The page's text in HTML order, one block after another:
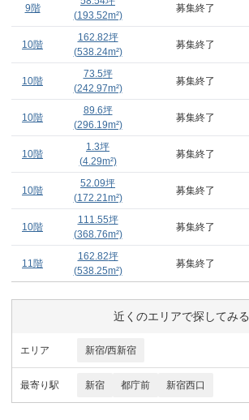
9階
(193.52m²)
募集終了
10階
162.82坪
(538.24m²)
募集終了
10階
73.5坪
(242.97m²)
募集終了
10階
89.6坪
(296.19m²)
募集終了
10階
1.3坪
(4.29m²)
募集終了
10階
52.09坪
(172.21m²)
募集終了
10階
111.55坪
(368.76m²)
募集終了
11階
162.82坪
(538.25m²)
募集終了
近くのエリアで探してみる
エリア 新宿/西新宿
最寄り駅 新宿 都庁前 新宿西口